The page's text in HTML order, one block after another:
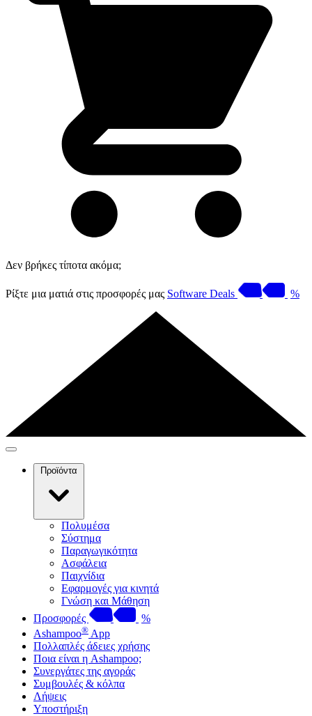
Δεν βρήκες τίποτα ακόμα;
Ρίξτε μια ματιά στις προσφορές μας Software Deals %
Προϊόντα
Πολυμέσα
Σύστημα
Παραγωγικότητα
Ασφάλεια
Παιχνίδια
Εφαρμογές για κινητά
Γνώση και Μάθηση
Προσφορές
%
Ashampoo® App
Πολλαπλές άδειες χρήσης
Ποια είναι η Ashampoo;
Συνεργάτες της αγοράς
Συμβουλές & κόλπα
Λήψεις
Υποστήριξη